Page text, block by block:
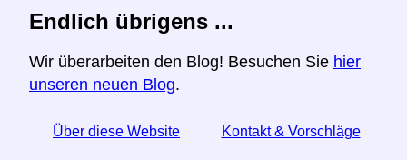
Endlich übrigens ...
Wir überarbeiten den Blog! Besuchen Sie hier
unseren neuen Blog.
Über diese Website Kontakt & Vorschläge